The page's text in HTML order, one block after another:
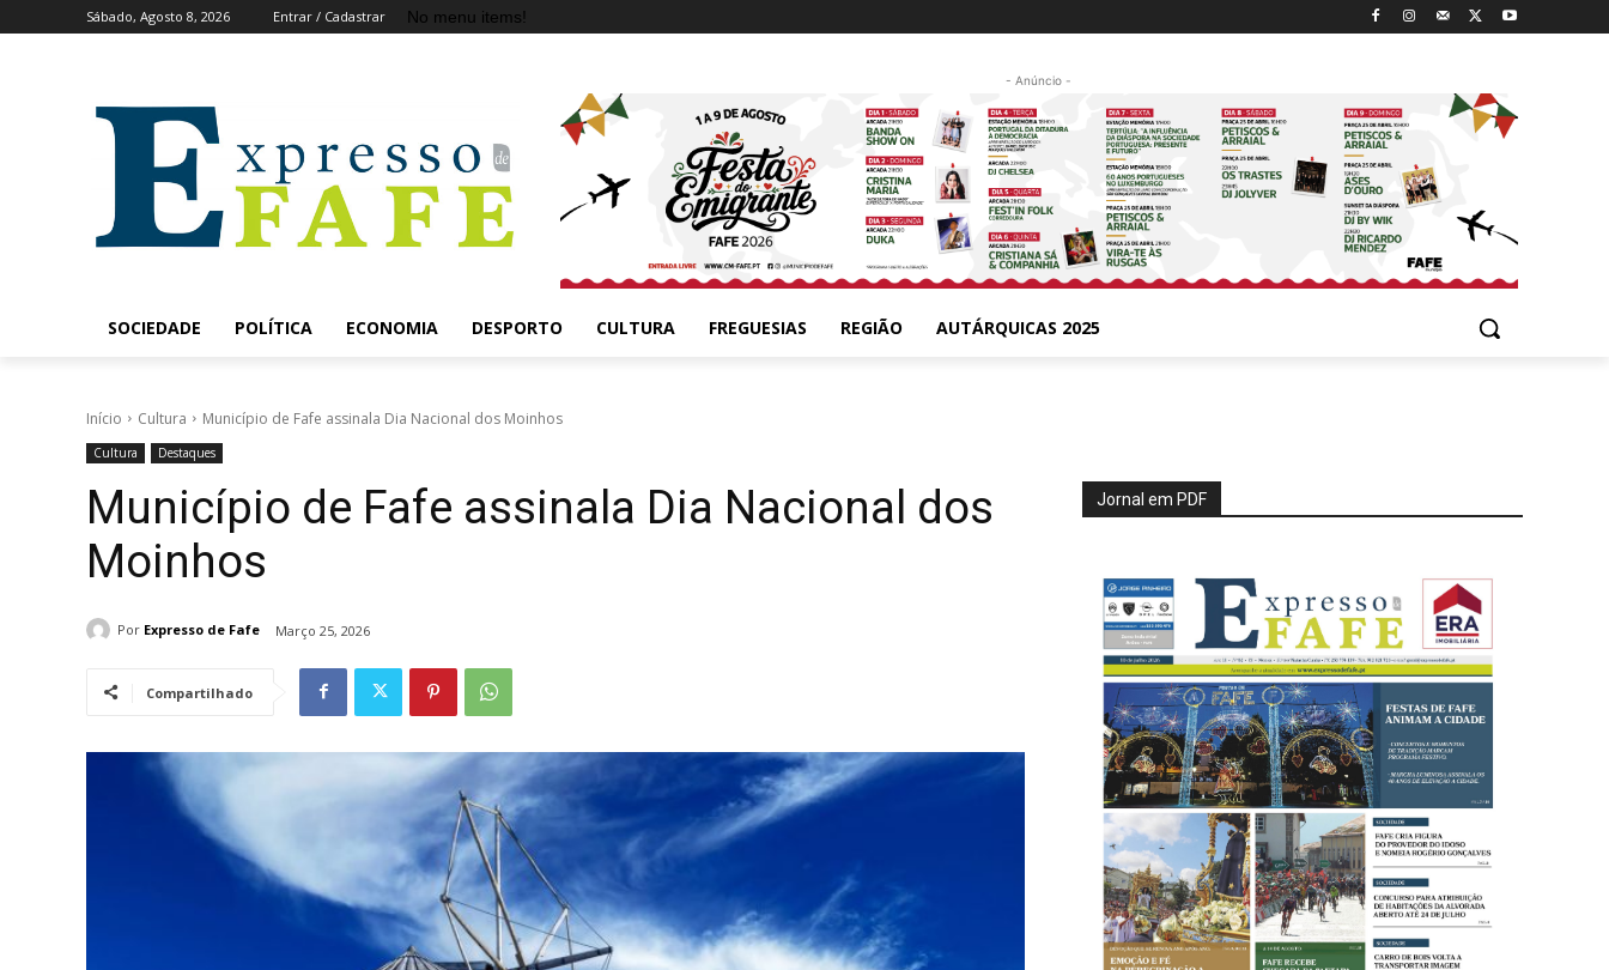
Sábado, Agosto 8, 2026 Entrar / Cadastrar No menu items!
- Anúncio -
SOCIEDADE POLÍTICA ECONOMIA DESPORTO CULTURA FREGUESIAS REGIÃO AUTÁRQUICAS 2025
Início Cultura Município de Fafe assinala Dia Nacional dos Moinhos
Cultura Destaques
Município de Fafe assinala Dia Nacional dos
Moinhos
Por Expresso de Fafe Março 25, 2026
Compartilhado
Jornal em PDF